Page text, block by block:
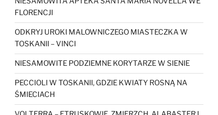
FLORENCJI
ODKRYJ UROKI MALOWNICZEGO MIASTECZKA W
TOSKANII – VINCI
NIESAMOWITE PODZIEMNE KORYTARZE W SIENIE
PECCIOLI W TOSKANII, GDZIE KWIATY ROSNĄ NA
ŚMIECIACH